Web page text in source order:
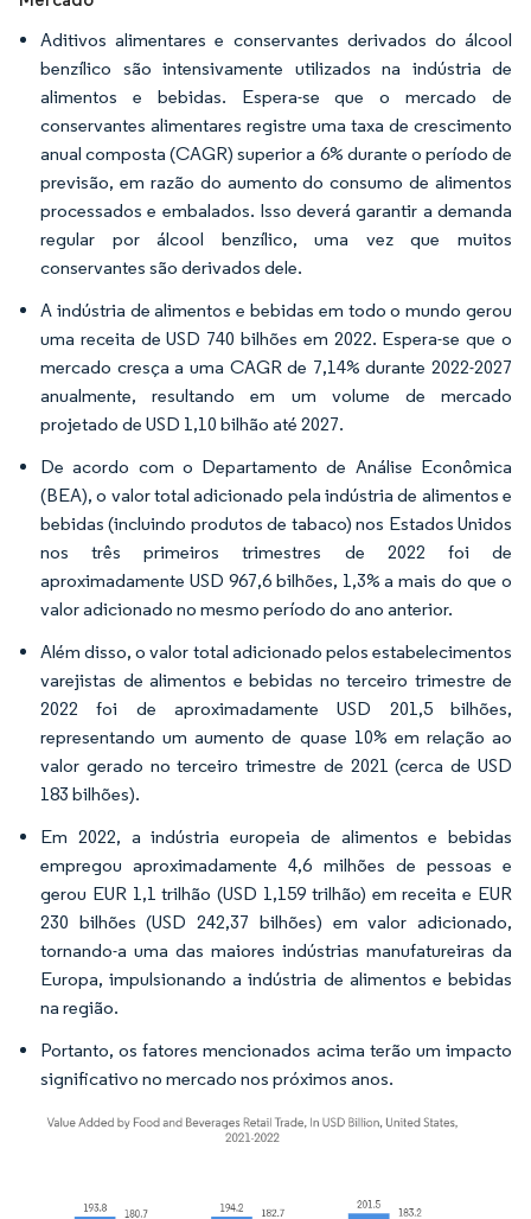
Aditivos alimentares e conservantes derivados do álcool
benzílico são intensivamente utilizados na indústria de
alimentos e bebidas. Espera-se que o mercado de
conservantes alimentares registre uma taxa de crescimento
anual composta (CAGR) superior a 6% durante o período de
previsão, em razão do aumento do consumo de alimentos
processados e embalados. Isso deverá garantir a demanda
regular por álcool benzílico, uma vez que muitos
conservantes são derivados dele.
A indústria de alimentos e bebidas em todo o mundo gerou
uma receita de USD 740 bilhões em 2022. Espera-se que o
mercado cresça a uma CAGR de 7,14% durante 2022-2027
anualmente, resultando em um volume de mercado
projetado de USD 1,10 bilhão até 2027.
De acordo com o Departamento de Análise Econômica
(BEA), o valor total adicionado pela indústria de alimentos e
bebidas (incluindo produtos de tabaco) nos Estados Unidos
nos três primeiros trimestres de 2022 foi de
aproximadamente USD 967,6 bilhões, 1,3% a mais do que o
valor adicionado no mesmo período do ano anterior.
Além disso, o valor total adicionado pelos estabelecimentos
varejistas de alimentos e bebidas no terceiro trimestre de
2022 foi de aproximadamente USD 201,5 bilhões,
representando um aumento de quase 10% em relação ao
valor gerado no terceiro trimestre de 2021 (cerca de USD
183 bilhões).
Em 2022, a indústria europeia de alimentos e bebidas
empregou aproximadamente 4,6 milhões de pessoas e
gerou EUR 1,1 trilhão (USD 1,159 trilhão) em receita e EUR
230 bilhões (USD 242,37 bilhões) em valor adicionado,
tornando-a uma das maiores indústrias manufatureiras da
Europa, impulsionando a indústria de alimentos e bebidas
na região.
Portanto, os fatores mencionados acima terão um impacto
significativo no mercado nos próximos anos.